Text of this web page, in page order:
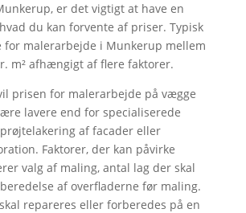
er det vigtigt at have en
du kan forvente af priser. Typisk
for malerarbejde i Munkerup mellem
m² afhængigt af flere faktorer.
prisen for malerarbejde på vægge
lavere end for specialiserede
af facader eller
Faktorer, der kan påvirke
valg af maling, antal lag der skal
af overfladerne før maling.
repareres eller forberedes på en